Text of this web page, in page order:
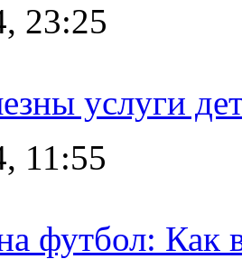
23:25
услуги
11:55
футбол: Как